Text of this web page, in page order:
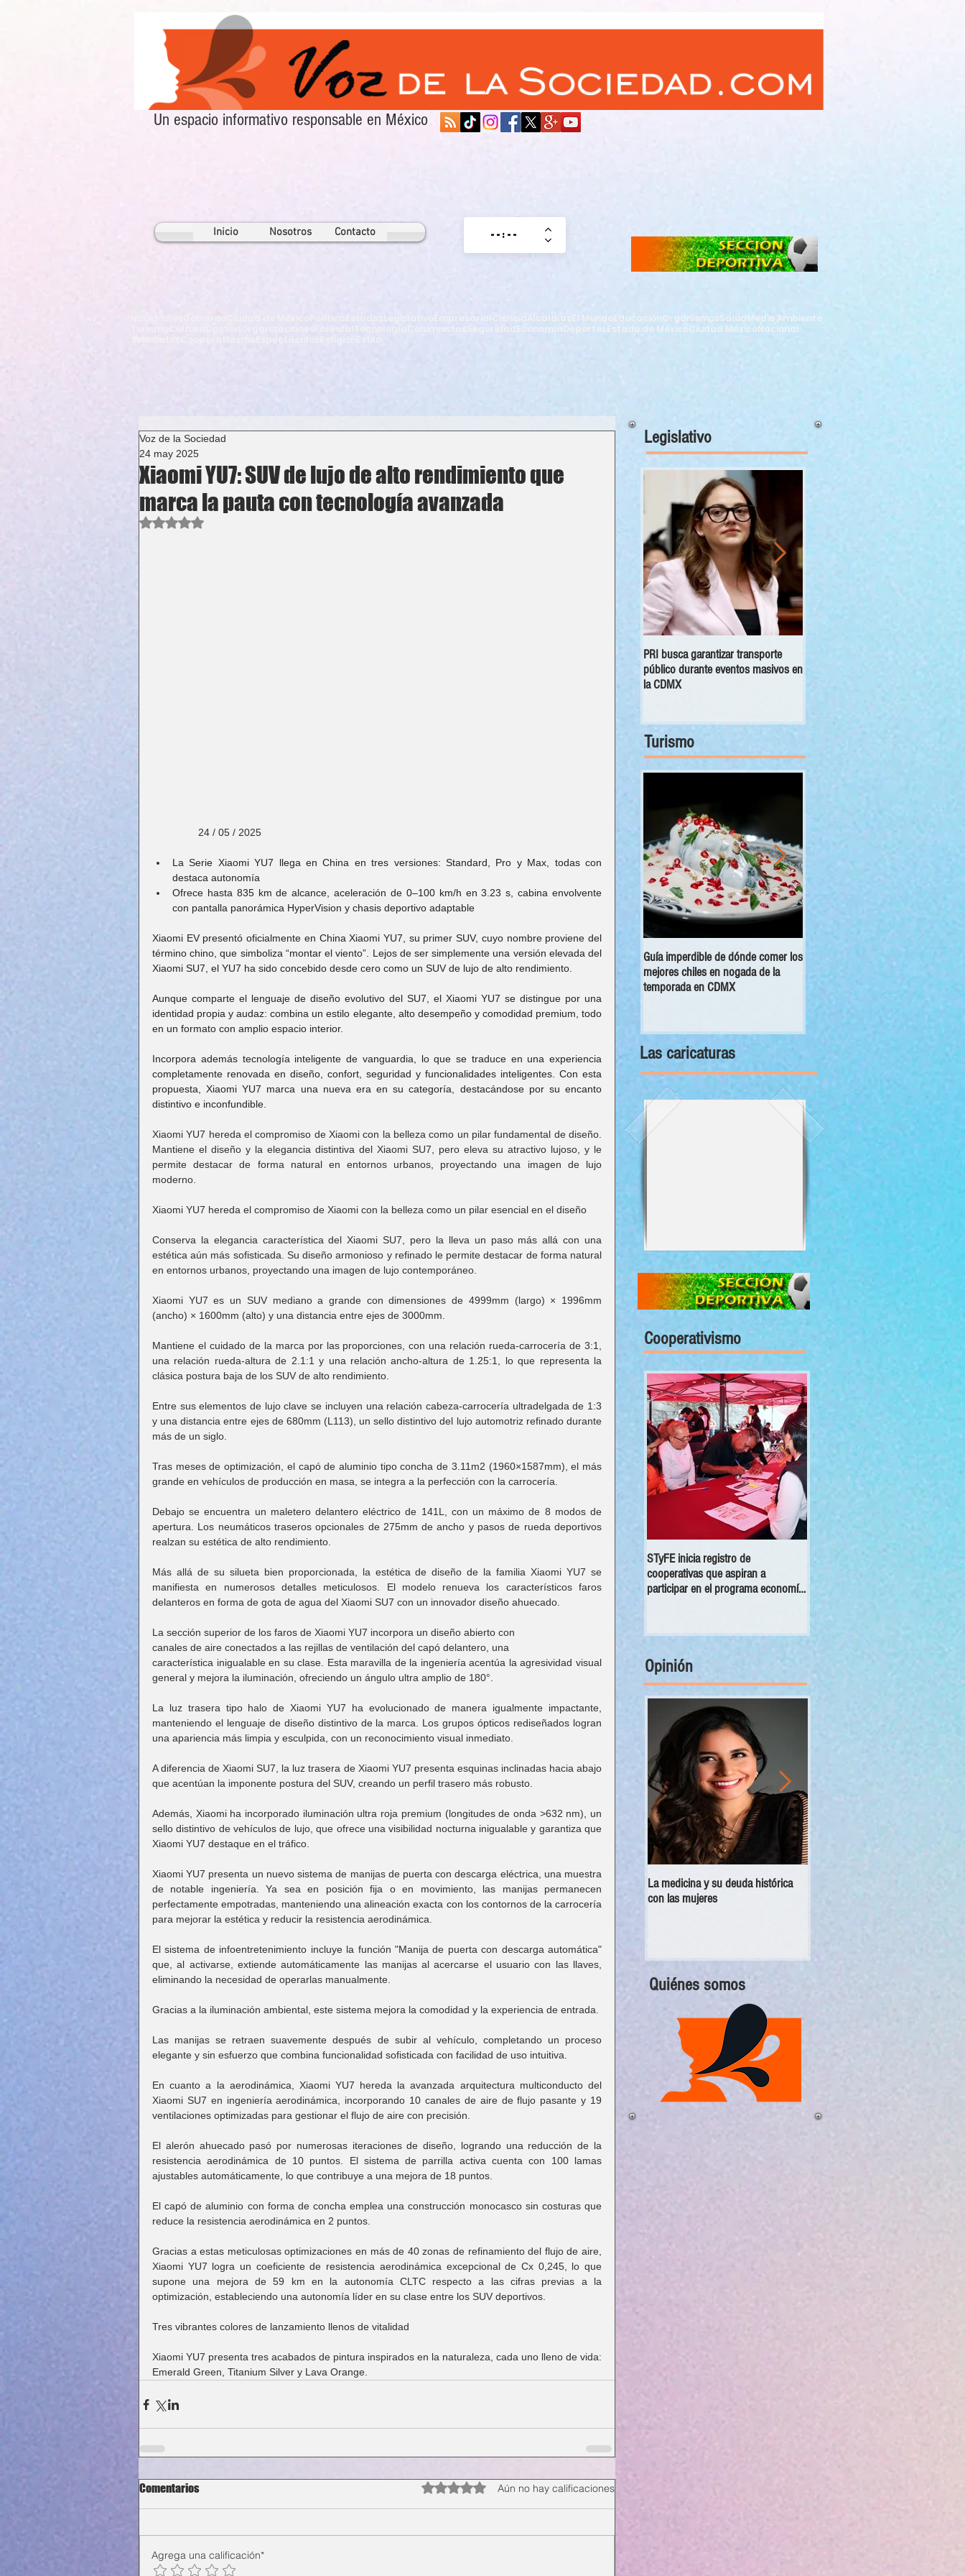
Un espacio informativo responsable en México
Inicio Nosotros Contacto
Empresarial Ciencia Alcaldías El MundoEducaciónOrganismosSaludMedio Ambiente
Columnistas Seguridad Economía DeportesEstado de MéxicoCiudad MéxicoNacional
Xiaomi YU7: SUV de lujo de alto rendimiento que
marca la pauta con tecnología avanzada
Voz de la Sociedad
24 may 2025
Obtuvo NaN de 5 estrellas.
                24 / 05 / 2025
La Serie Xiaomi YU7 llega en China en tres versiones: Standard, Pro y Max, todas con
destaca autonomía
Ofrece hasta 835 km de alcance, aceleración de 0–100 km/h en 3.23 s, cabina envolvente
con pantalla panorámica HyperVision y chasis deportivo adaptable
Xiaomi EV presentó oficialmente en China Xiaomi YU7, su primer SUV, cuyo nombre proviene del
término chino, que simboliza “montar el viento”. Lejos de ser simplemente una versión elevada del
Xiaomi SU7, el YU7 ha sido concebido desde cero como un SUV de lujo de alto rendimiento.
Aunque comparte el lenguaje de diseño evolutivo del SU7, el Xiaomi YU7 se distingue por una
identidad propia y audaz: combina un estilo elegante, alto desempeño y comodidad premium, todo
en un formato con amplio espacio interior.
Incorpora además tecnología inteligente de vanguardia, lo que se traduce en una experiencia
completamente renovada en diseño, confort, seguridad y funcionalidades inteligentes. Con esta
propuesta, Xiaomi YU7 marca una nueva era en su categoría, destacándose por su encanto
distintivo e inconfundible.
Xiaomi YU7 hereda el compromiso de Xiaomi con la belleza como un pilar fundamental de diseño.
Mantiene el diseño y la elegancia distintiva del Xiaomi SU7, pero eleva su atractivo lujoso, y le
permite destacar de forma natural en entornos urbanos, proyectando una imagen de lujo
moderno.
Xiaomi YU7 hereda el compromiso de Xiaomi con la belleza como un pilar esencial en el diseño
Conserva la elegancia característica del Xiaomi SU7, pero la lleva un paso más allá con una
estética aún más sofisticada. Su diseño armonioso y refinado le permite destacar de forma natural
en entornos urbanos, proyectando una imagen de lujo contemporáneo.
Xiaomi YU7 es un SUV mediano a grande con dimensiones de 4999mm (largo) × 1996mm
(ancho) × 1600mm (alto) y una distancia entre ejes de 3000mm.
Mantiene el cuidado de la marca por las proporciones, con una relación rueda-carrocería de 3:1,
una relación rueda-altura de 2.1:1 y una relación ancho-altura de 1.25:1, lo que representa la
clásica postura baja de los SUV de alto rendimiento.
Entre sus elementos de lujo clave se incluyen una relación cabeza-carrocería ultradelgada de 1:3
y una distancia entre ejes de 680mm (L113), un sello distintivo del lujo automotriz refinado durante
más de un siglo.
Tras meses de optimización, el capó de aluminio tipo concha de 3.11m2 (1960×1587mm), el más
grande en vehículos de producción en masa, se integra a la perfección con la carrocería.
Debajo se encuentra un maletero delantero eléctrico de 141L, con un máximo de 8 modos de
apertura. Los neumáticos traseros opcionales de 275mm de ancho y pasos de rueda deportivos
realzan su estética de alto rendimiento.
Más allá de su silueta bien proporcionada, la estética de diseño de la familia Xiaomi YU7 se
manifiesta en numerosos detalles meticulosos. El modelo renueva los característicos faros
delanteros en forma de gota de agua del Xiaomi SU7 con un innovador diseño ahuecado.
La sección superior de los faros de Xiaomi YU7 incorpora un diseño abierto con
canales de aire conectados a las rejillas de ventilación del capó delantero, una
característica inigualable en su clase. Esta maravilla de la ingeniería acentúa la agresividad visual
general y mejora la iluminación, ofreciendo un ángulo ultra amplio de 180°.
La luz trasera tipo halo de Xiaomi YU7 ha evolucionado de manera igualmente impactante,
manteniendo el lenguaje de diseño distintivo de la marca. Los grupos ópticos rediseñados logran
una apariencia más limpia y esculpida, con un reconocimiento visual inmediato.
A diferencia de Xiaomi SU7, la luz trasera de Xiaomi YU7 presenta esquinas inclinadas hacia abajo
que acentúan la imponente postura del SUV, creando un perfil trasero más robusto.
Además, Xiaomi ha incorporado iluminación ultra roja premium (longitudes de onda >632 nm), un
sello distintivo de vehículos de lujo, que ofrece una visibilidad nocturna inigualable y garantiza que
Xiaomi YU7 destaque en el tráfico.
Xiaomi YU7 presenta un nuevo sistema de manijas de puerta con descarga eléctrica, una muestra
de notable ingeniería. Ya sea en posición fija o en movimiento, las manijas permanecen
perfectamente empotradas, manteniendo una alineación exacta con los contornos de la carrocería
para mejorar la estética y reducir la resistencia aerodinámica.
El sistema de infoentretenimiento incluye la función "Manija de puerta con descarga automática"
que, al activarse, extiende automáticamente las manijas al acercarse el usuario con las llaves,
eliminando la necesidad de operarlas manualmente.
Gracias a la iluminación ambiental, este sistema mejora la comodidad y la experiencia de entrada.
Las manijas se retraen suavemente después de subir al vehículo, completando un proceso
elegante y sin esfuerzo que combina funcionalidad sofisticada con facilidad de uso intuitiva.
En cuanto a la aerodinámica, Xiaomi YU7 hereda la avanzada arquitectura multiconducto del
Xiaomi SU7 en ingeniería aerodinámica, incorporando 10 canales de aire de flujo pasante y 19
ventilaciones optimizadas para gestionar el flujo de aire con precisión.
El alerón ahuecado pasó por numerosas iteraciones de diseño, logrando una reducción de la
resistencia aerodinámica de 10 puntos. El sistema de parrilla activa cuenta con 100 lamas
ajustables automáticamente, lo que contribuye a una mejora de 18 puntos.
El capó de aluminio con forma de concha emplea una construcción monocasco sin costuras que
reduce la resistencia aerodinámica en 2 puntos.
Gracias a estas meticulosas optimizaciones en más de 40 zonas de refinamiento del flujo de aire,
Xiaomi YU7 logra un coeficiente de resistencia aerodinámica excepcional de Cx 0,245, lo que
supone una mejora de 59 km en la autonomía CLTC respecto a las cifras previas a la
optimización, estableciendo una autonomía líder en su clase entre los SUV deportivos.
Tres vibrantes colores de lanzamiento llenos de vitalidad
Xiaomi YU7 presenta tres acabados de pintura inspirados en la naturaleza, cada uno lleno de vida:
Emerald Green, Titanium Silver y Lava Orange.
Comentarios Obtuvo 0 de 5 estrellas.Aún no hay calificaciones
Agrega una calificación*
Legislativo
PRI busca garantizar transporte
público durante eventos masivos en
la CDMX
atender denuncias sobre despojo
Turismo
Guía imperdible de dónde comer los
mejores chiles en nogada de la
temporada en CDMX
inversión turística con bienestar y
Las caricaturas
Cooperativismo
STyFE inicia registro de
cooperativas que aspiran a
participar en el programa economía
Las cooperativas a nivel nacional
dejan una derrama económica
Opinión
La medicina y su deuda histórica
con las mujeres
Quiénes somos